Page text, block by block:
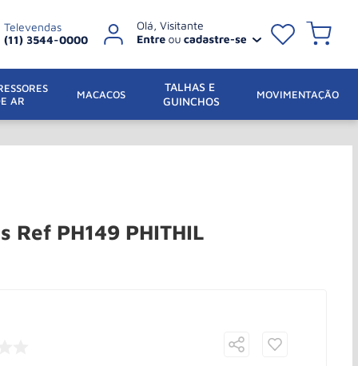
Televendas
(11) 3544-0000
AR
MACACOS
TALHAS E
GUINCHOS
MOVIMENTAÇÃO
PH149 PHITHIL